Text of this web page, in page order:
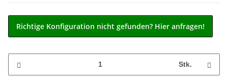
Richtige Konfiguration nicht gefunden? Hier anfragen!
Stk.